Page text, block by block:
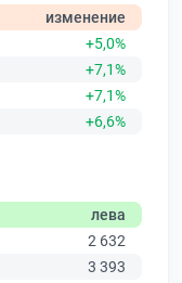
изменение
+5,0%
+7,1%
+7,1%
+6,6%
лева
2 632
3 393